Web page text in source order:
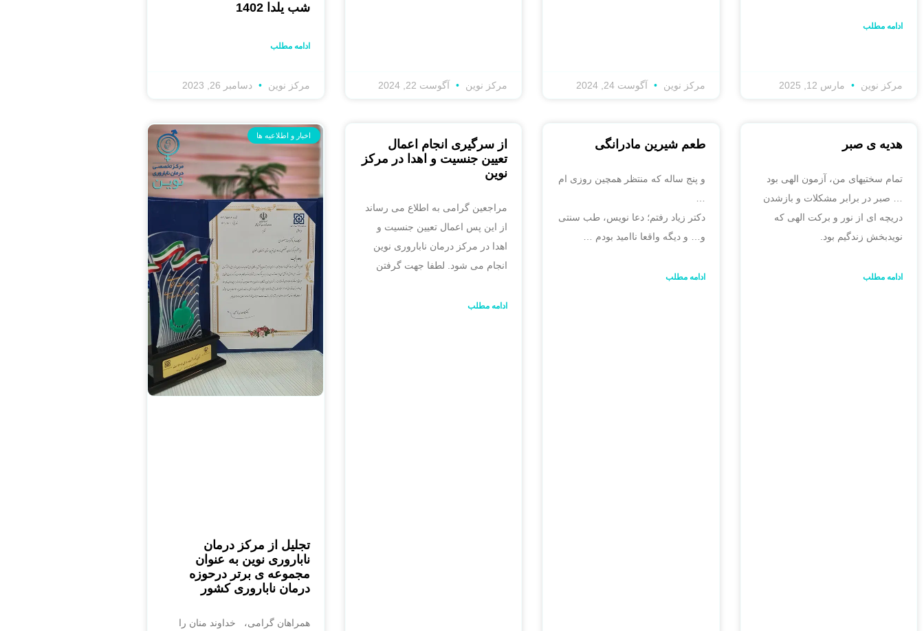
ادامه مطلب
مرکز نوین مارس 12, 2025 مرکز نوین آگوست 24, 2024 مرکز نوین آگوست 22, 2024
شب یلدا 1402
ادامه مطلب
مرکز نوین دسامبر 26, 2023
هدیه ی صبر
تمام سختیهای من، آزمون الهی بود
… صبر در برابر مشکلات و بازشدن
دریچه ای از نور و برکت الهی که
نویدبخش زندگیم بود.
ادامه مطلب
طعم شیرین مادرانگی
و پنج ساله که منتظر همچین روزی ام
دکتر زیاد رفتم؛ دعا نویس، طب سنتی
و… و دیگه واقعا ناامید بودم …
ادامه مطلب
از سرگیری انجام اعمال
تعیین جنسیت و اهدا در مرکز
نوین
مراجعین گرامی به اطلاع می رساند
از این پس اعمال تعیین جنسیت و
اهدا در مرکز درمان ناباروری نوین
انجام می شود. لطفا جهت گرفتن
ادامه مطلب
اخبار و اطلاعیه ها
تجلیل از مرکز درمان
ناباروری نوین به عنوان
مجموعه ی برتر درحوزه
درمان ناباروری کشور
همراهان گرامی، خداوند منان را